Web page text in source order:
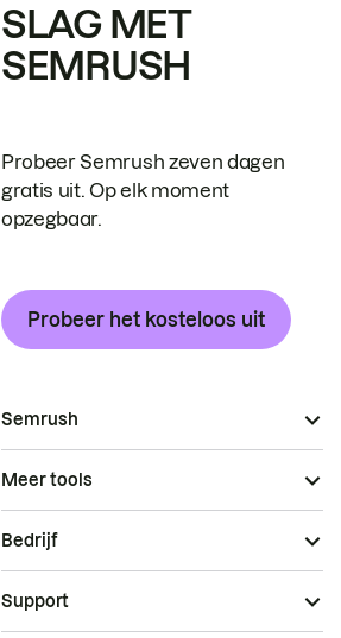
SLAG MET
SEMRUSH
Probeer Semrush zeven dagen
gratis uit. Op elk moment
opzegbaar.
Probeer het kosteloos uit
Semrush
Meer tools
Bedrijf
Support